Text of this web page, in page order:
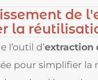
de
la
l’outil d’extraction
pour simplifier la